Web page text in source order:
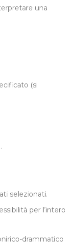
una
(si
selezionati.
per l’intero
drammatico